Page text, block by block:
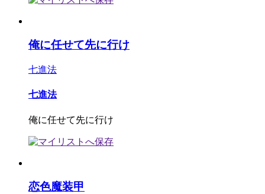
俺に任せて先に行け
七進法
七進法
俺に任せて先に行け
恋色魔装甲